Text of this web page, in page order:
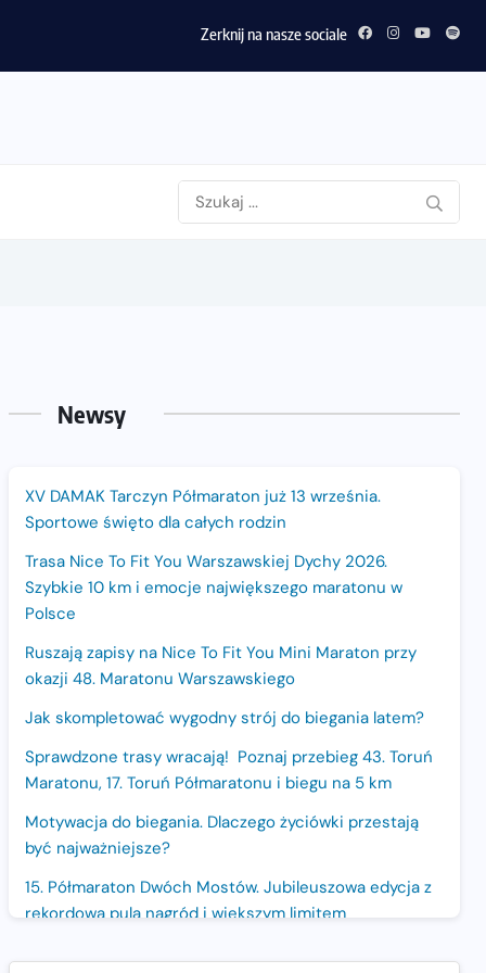
Zerknij na nasze sociale
Newsy
XV DAMAK Tarczyn Półmaraton już 13 września.
Sportowe święto dla całych rodzin
Trasa Nice To Fit You Warszawskiej Dychy 2026.
Szybkie 10 km i emocje największego maratonu w
Polsce
Ruszają zapisy na Nice To Fit You Mini Maraton przy
okazji 48. Maratonu Warszawskiego
Jak skompletować wygodny strój do biegania latem?
Sprawdzone trasy wracają! Poznaj przebieg 43. Toruń
Maratonu, 17. Toruń Półmaratonu i biegu na 5 km
Motywacja do biegania. Dlaczego życiówki przestają
być najważniejsze?
15. Półmaraton Dwóch Mostów. Jubileuszowa edycja z
rekordową pulą nagród i większym limitem